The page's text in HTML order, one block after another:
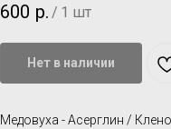
600 р. / 1 шт
Нет в наличии
Медовуха - Асерглин /